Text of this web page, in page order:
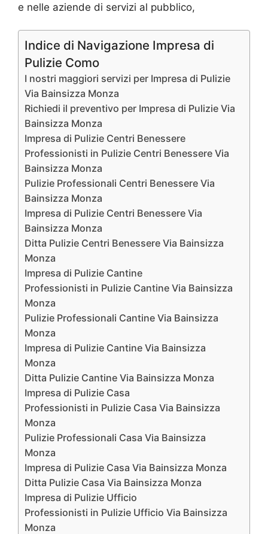
e nelle aziende di servizi al pubblico,
Indice di Navigazione Impresa di
Pulizie Como
I nostri maggiori servizi per Impresa di Pulizie
Via Bainsizza Monza
Richiedi il preventivo per Impresa di Pulizie Via
Bainsizza Monza
Impresa di Pulizie Centri Benessere
Professionisti in Pulizie Centri Benessere Via
Bainsizza Monza
Pulizie Professionali Centri Benessere Via
Bainsizza Monza
Impresa di Pulizie Centri Benessere Via
Bainsizza Monza
Ditta Pulizie Centri Benessere Via Bainsizza
Monza
Impresa di Pulizie Cantine
Professionisti in Pulizie Cantine Via Bainsizza
Monza
Pulizie Professionali Cantine Via Bainsizza
Monza
Impresa di Pulizie Cantine Via Bainsizza
Monza
Ditta Pulizie Cantine Via Bainsizza Monza
Impresa di Pulizie Casa
Professionisti in Pulizie Casa Via Bainsizza
Monza
Pulizie Professionali Casa Via Bainsizza
Monza
Impresa di Pulizie Casa Via Bainsizza Monza
Ditta Pulizie Casa Via Bainsizza Monza
Impresa di Pulizie Ufficio
Professionisti in Pulizie Ufficio Via Bainsizza
Monza